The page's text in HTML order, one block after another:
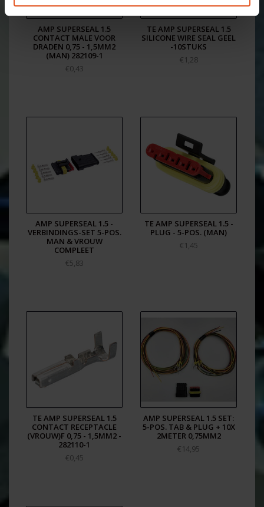
bestellen via Cable-Engineer.nl!
AMP SUPERSEAL 1.5
CONTACT MALE VOOR
DRADEN 0,75 - 1,5MM2
(MAN) 282109-1
€0,43
TE AMP SUPERSEAL 1.5
SILICONE WIRE SEAL GEEL
-10STUKS
€1,28
AMP SUPERSEAL 1.5 -
VERBINDINGS-SET 5-POS.
MAN & VROUW
COMPLEET
€5,83
TE AMP SUPERSEAL 1.5 -
PLUG - 5-POS. (MAN)
€1,45
TE AMP SUPERSEAL 1.5
CONTACT RECEPTACLE
(VROUW)F 0,75 - 1,5MM2 -
282110-1
€0,45
AMP SUPERSEAL 1.5 SET:
5-POS. TAB & PLUG + 10X
2METER 0,75MM2
€14,95